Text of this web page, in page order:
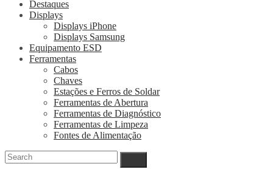
Destaques
Displays
Displays iPhone
Displays Samsung
Equipamento ESD
Ferramentas
Cabos
Chaves
Estações e Ferros de Soldar
Ferramentas de Abertura
Ferramentas de Diagnóstico
Ferramentas de Limpeza
Fontes de Alimentação